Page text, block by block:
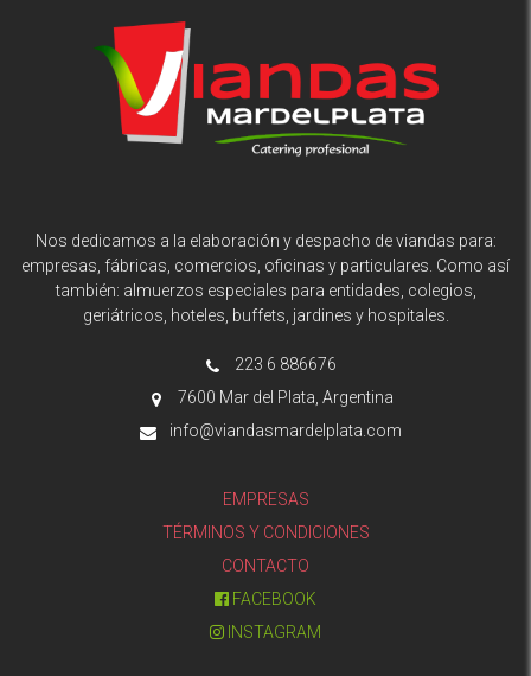
Nos dedicamos a la elaboración y despacho de viandas para:
empresas, fábricas, comercios, oficinas y particulares. Como así
también: almuerzos especiales para entidades, colegios,
geriátricos, hoteles, buffets, jardines y hospitales.
223 6 886676
7600 Mar del Plata, Argentina
info@viandasmardelplata.com
EMPRESAS
TÉRMINOS Y CONDICIONES
CONTACTO
FACEBOOK
INSTAGRAM